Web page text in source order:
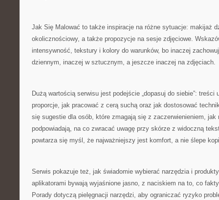
Jak Się Malować to także inspiracje na różne sytuacje: makijaż
okolicznościowy, a także propozycje na sesje zdjęciowe.
intensywność, tekstury i kolory do warunków, bo inaczej
dziennym, inaczej w sztucznym, a jeszcze inaczej na zdjęciach.
Dużą wartością serwisu jest podejście „dopasuj do siebie”: treści
proporcje, jak pracować z cerą suchą oraz jak dostosować
się sugestie dla osób, które zmagają się z zaczerwienieniem, jak
podpowiadają, na co zwracać uwagę przy skórze z widoczną
powtarza się myśl, że najważniejszy jest komfort, a nie ślepe
Serwis pokazuje też, jak świadomie wybierać narzędzia i
aplikatorami bywają wyjaśnione jasno, z naciskiem na to, co
Porady dotyczą pielęgnacji narzędzi, aby ograniczać ryzyko